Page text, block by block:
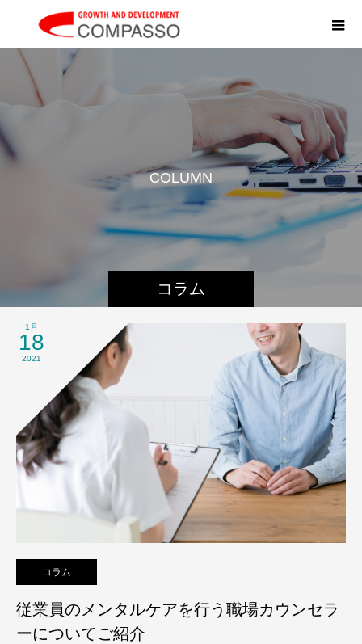
コラム
COLUMN
1月
18
2021
コラム
従業員のメンタルケアを行う職場カウンセラ
ーについてご紹介